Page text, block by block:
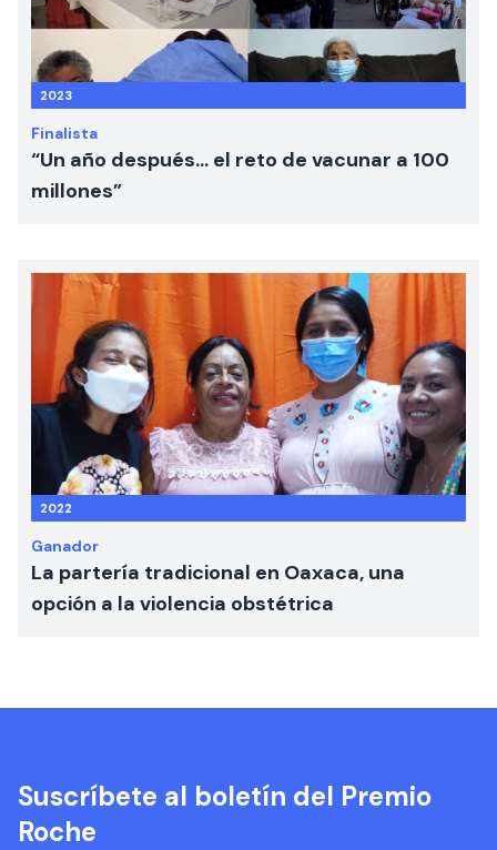
2023
Finalista
“Un año después… el reto de vacunar a 100
millones”
2022
Ganador
La partería tradicional en Oaxaca, una
opción a la violencia obstétrica
Suscríbete al boletín del Premio
Roche